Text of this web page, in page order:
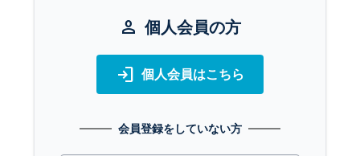
person 個人会員の方
login 個人会員はこちら
会員登録をしていない方